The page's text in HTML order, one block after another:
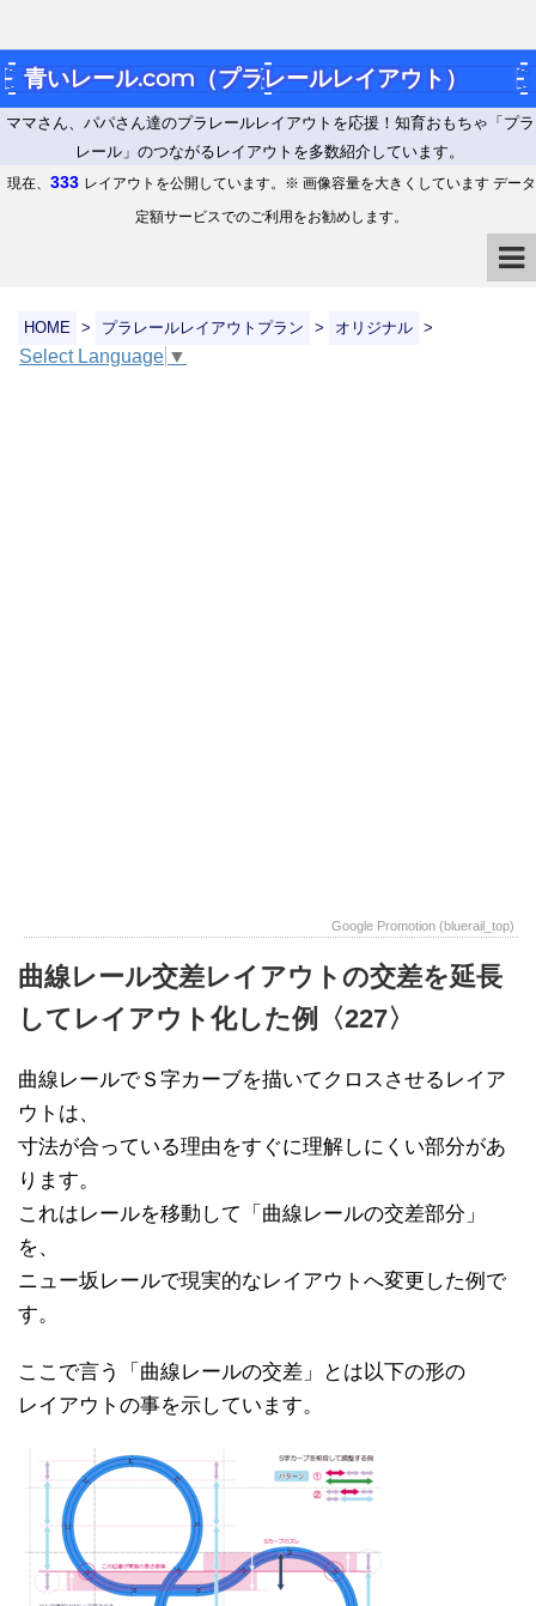
青いレール.com（プラレールレイアウト）
ママさん、パパさん達のプラレールレイアウトを応援！知育おもちゃ「プラ
レール」のつながるレイアウトを多数紹介しています。
現在、 333 レイアウトを公開しています。※ 画像容量を大きくしています データ
定額サービスでのご利用をお勧めします。
HOME > プラレールレイアウトプラン > オリジナル >
Select Language ▼
Google Promotion (bluerail_top)
曲線レール交差レイアウトの交差を延長
してレイアウト化した例〈227〉
曲線レールでＳ字カーブを描いてクロスさせるレイア
ウトは、
寸法が合っている理由をすぐに理解しにくい部分があ
ります。
これはレールを移動して「曲線レールの交差部分」
を、
ニュー坂レールで現実的なレイアウトへ変更した例で
す。
ここで言う「曲線レールの交差」とは以下の形の
レイアウトの事を示しています。